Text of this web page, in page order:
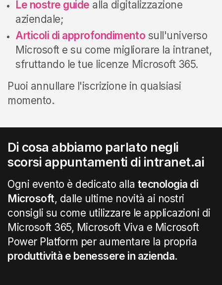
Le nostre guide alla digitalizzazione
aziendale;
Articoli di approfondimento sull'universo
Microsoft e su come migliorare la intranet,
sfruttando le tue licenze Microsoft 365.
Puoi annullare l'iscrizione in qualsiasi
momento.
Di cosa abbiamo parlato negli
scorsi appuntamenti di intranet.ai
Ogni evento è dedicato alla tecnologia di
Microsoft, dalle ultime novità ai nostri
consigli su come utilizzare le applicazioni di
Microsoft 365, Microsoft Viva e Microsoft
Power Platform per aumentare la propria
produttività e benessere in azienda.